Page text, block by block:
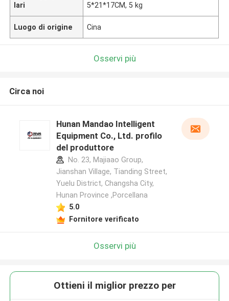
lari
5*21*17CM, 5 kg
Luogo di origine Cina
Osservi più
Circa noi
Hunan Mandao Intelligent
Equipment Co., Ltd. profilo
del produttore
No. 23, Majiaao Group,
Jianshan Village, Tianding Street,
Yuelu District, Changsha City,
Hunan Province ,Porcellana
5.0
Fornitore verificato
Osservi più
Ottieni il miglior prezzo per